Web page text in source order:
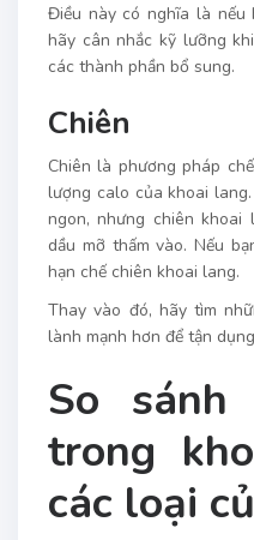
Điều này có nghĩa là nếu
hãy cân nhắc kỹ lưỡng
các thành phần bổ sung.
Chiên
Chiên là phương pháp
lượng calo của khoai
ngon, nhưng chiên
dầu mỡ thấm vào. Nếu
hạn chế chiên khoai lang.
Thay vào đó, hãy tìm
lành mạnh hơn để tận
So sánh
trong
các loại